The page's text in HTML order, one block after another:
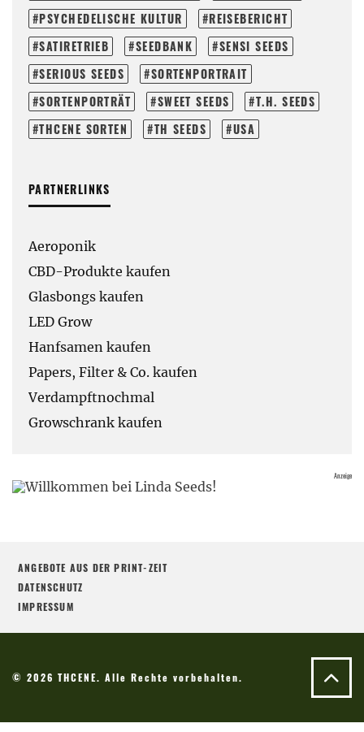
PSYCHEDELISCHE KULTUR
REISEBERICHT
SATIRETRIEB
SEEDBANK
SENSI SEEDS
SERIOUS SEEDS
SORTENPORTRAIT
SORTENPORTRÄT
SWEET SEEDS
T.H. SEEDS
THCENE SORTEN
TH SEEDS USA
PARTNERLINKS
Aeroponik
CBD-Produkte kaufen
Glasbongs kaufen
LED Grow
Hanfsamen kaufen
Papers, Filter & Co. kaufen
Verdampftnochmal
Growschrank kaufen
ANGEBOTE AUS DER PRINT-ZEIT
DATENSCHUTZ
IMPRESSUM
© 2026 THCENE. Alle Rechte vorbehalten.